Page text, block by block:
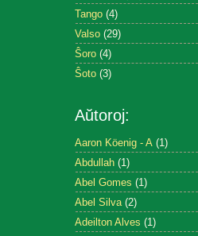
Tango (4)
Valso (29)
Ŝoro (4)
Ŝoto (3)
Aŭtoroj:
Aaron Köenig - A (1)
Abdullah (1)
Abel Gomes (1)
Abel Silva (2)
Adeilton Alves (1)